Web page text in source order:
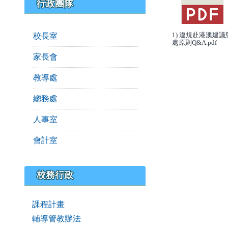
行政團隊
校長室
家長會
教導處
總務處
人事室
會計室
校務行政
課程計畫
輔導管教辦法
1) 違規赴港澳建議
處原則Q&A.pdf